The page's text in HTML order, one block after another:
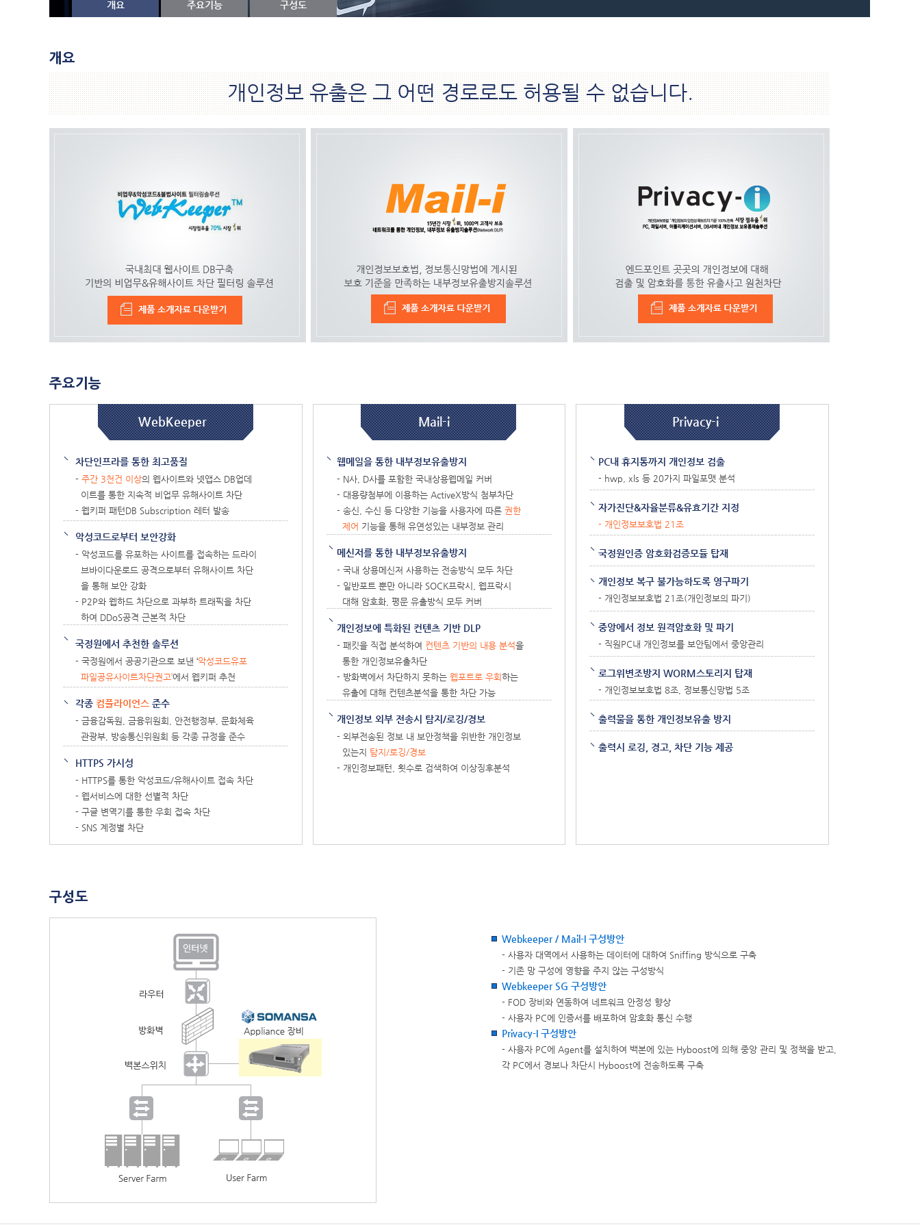
개요 주요기능 구성도
개요
개인정보 유출은 그 어떤 경로로도 허용될 수 없습니다.
주요기능
WebKeeper
차단인프라를 통한 최고품질
- 주간 3천건 이상의 웹사이트와 넷앱스 DB업데
이트를 통한 지속적 비업무 유해사이트 차단
- 웹키퍼 패턴DB Subscription 레터 발송
악성코드로부터 보안강화
- 악성코드를 유포하는 사이트를 접속하는 드라이
브바이다운로드 공격으로부터 유해사이트 차단
을 통해 보안 강화
- P2P와 웹하드 차단으로 과부하 트래픽을 차단
하여 DDoS공격 근본적 차단
국정원에서 추천한 솔루션
- 국정원에서 공공기관으로 보낸 ‘악성코드유포
파일공유사이트차단권고’에서 웹키퍼 추천
각종 컴플라이언스 준수
- 금융감독원, 금융위원회, 안전행정부, 문화체육
관광부, 방송통신위원회 등 각종 규정을 준수
HTTPS 가시성
- HTTPS를 통한 악성코드/유해사이트 접속 차단
- 웹서비스에 대한 선별적 차단
- 구글 변역기를 통한 우회 접속 차단
- SNS 계정별 차단
Mail-i
웹메일을 통한 내부정보유출방지
- N사, D사를 포함한 국내상용웹메일 커버
- 대용량첨부에 이용하는 ActiveX방식 첨부차단
- 송신, 수신 등 다양한 기능을 사용자에 따른 권한
제어 기능을 통해 유연성있는 내부정보 관리
메신저를 통한 내부정보유출방지
- 국내 상용메신저 사용하는 전송방식 모두 차단
- 일반포트 뿐만 아니라 SOCK프락시, 웹프락시
대해 암호화, 평문 유출방식 모두 커버
개인정보에 특화된 컨텐츠 기반 DLP
- 패킷을 직접 분석하여 컨텐츠 기반의 내용 분석을
통한 개인정보유출차단
- 방화벽에서 차단하지 못하는 웹포트로 우회 하는
유출에 대해 컨텐츠분석을 통한 차단 가능
개인정보 외부 전송시 탐지/로깅/경보
- 외부전송된 정보 내 보안정책을 위반한 개인정보
있는지 탐지/로깅/경보
- 개인정보패턴, 횟수로 검색하여 이상징후분석
Privacy-i
PC내 휴지통까지 개인정보 검출
- hwp, xls 등 20가지 파일포맷 분석
자가진단&자율분류&유효기간 지정
- 개인정보보호법 21조
국정원인증 암호화검증모듈 탑재
개인정보 복구 불가능하도록 영구파기
- 개인정보보호법 21조(개인정보의 파기)
중앙에서 정보 원격암호화 및 파기
- 직원PC내 개인정보를 보안팀에서 중앙관리
로그위변조방지 WORM스토리지 탑재
- 개인정보보호법 8조, 정보통신망법 5조
출력물을 통한 개인정보유출 방지
출력시 로깅, 경고, 차단 기능 제공
구성도
Webkeeper / Mail-I 구성방안
- 사용자 대역에서 사용하는 데이터에 대하여 Sniffing 방식으로 구축
- 기존 망 구성에 영향을 주지 않는 구성방식
Webkeeper SG 구성방안
- FOD 장비와 연동하여 네트워크 안정성 향상
- 사용자 PC에 인증서를 배포하여 암호화 통신 수행
Privacy-I 구성방안
- 사용자 PC에 Agent를 설치하여 백본에 있는 Hyboost에 의해 중앙 관리 및 정책을 받고,
각 PC에서 경보나 차단시 Hyboost에 전송하도록 구축